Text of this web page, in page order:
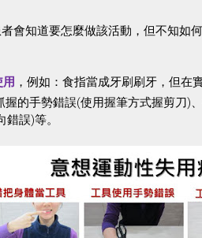
會知道要怎麼做該活動，但不知如
，例如：食指當成牙刷刷牙，但在
握的手勢錯誤(使用握筆方式握剪刀)
錯誤)等。